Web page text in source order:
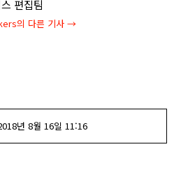
편집팀
의 다른 기사 →
년 8월 16일 11:16